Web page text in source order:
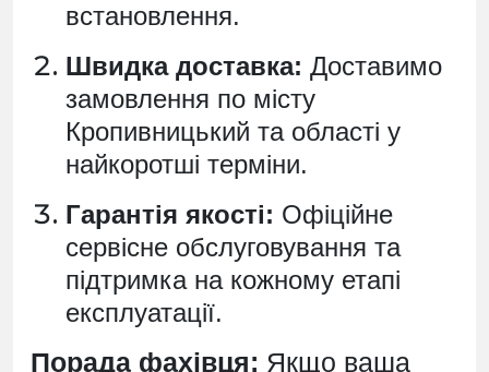
встановлення.
Швидка доставка: Доставимо
замовлення по місту
Кропивницький та області у
найкоротші терміни.
Гарантія якості: Офіційне
сервісне обслуговування та
підтримка на кожному етапі
експлуатації.
Порада фахівця: Якщо ваша